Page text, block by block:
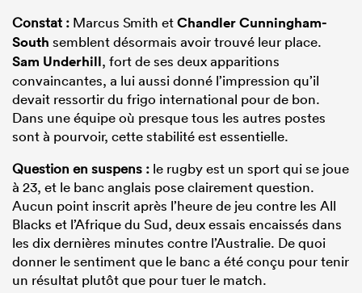
Constat : Marcus Smith etChandler Cunningham-
South semblent désormais avoir trouvé leur place.
Sam Underhill, fort de ses deux apparitions
convaincantes, a lui aussi donné l’impression qu’il
devait ressortir du frigo international pour de bon.
Dans une équipe où presque tous les autres postes
sont à pourvoir, cette stabilité est essentielle.
Question en suspens : le rugby est un sport qui se joue
à 23, et le banc anglais pose clairement question.
Aucun point inscrit après l’heure de jeu contre les All
Blacks et l’Afrique du Sud, deux essais encaissés dans
les dix dernières minutes contre l’Australie. De quoi
donner le sentiment que le banc a été conçu pour tenir
un résultat plutôt que pour tuer le match.